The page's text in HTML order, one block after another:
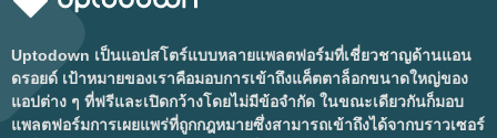
Uptodown เป็นแอปสโตร์แบบหลายแพลตฟอร์มที่เชี่ยวชาญด้านแอน
ดรอยด์ เป้าหมายของเราคือมอบการเข้าถึงแค็ตตาล็อกขนาดใหญ่ของ
แอปต่าง ๆ ที่ฟรีและเปิดกว้างโดยไม่มีข้อจำกัด ในขณะเดียวกันก็มอบ
แพลตฟอร์มการเผยแพร่ที่ถูกกฎหมายซึ่งสามารถเข้าถึงได้จากบราวเซอร์